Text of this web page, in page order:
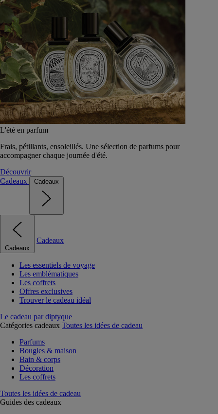
L'été en parfum
Frais, pétillants, ensoleillés. Une sélection de parfums pour
accompagner chaque journée d'été.
Découvrir
Cadeaux
Cadeaux
Cadeaux
Cadeaux
Les essentiels de voyage
Les emblématiques
Les coffrets
Offres exclusives
Trouver le cadeau idéal
Le cadeau par diptyque
Catégories cadeaux Toutes les idées de cadeau
Parfums
Bougies & maison
Bain & corps
Décoration
Les coffrets
Toutes les idées de cadeau
Guides des cadeaux